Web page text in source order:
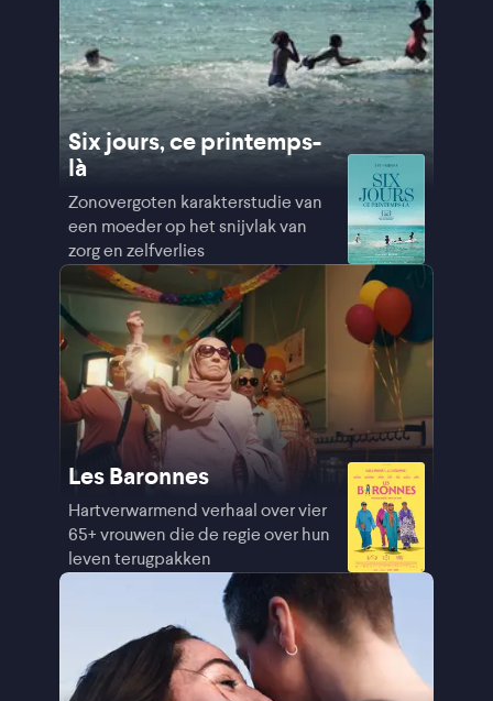
Six jours, ce printemps-
là
Zonovergoten karakterstudie van
een moeder op het snijvlak van
zorg en zelfverlies
Les Baronnes
Hartverwarmend verhaal over vier
65+ vrouwen die de regie over hun
leven terugpakken